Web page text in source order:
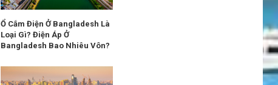
Ổ Cắm Điện Ở Bangladesh Là
Loại Gì? Điện Áp Ở
Bangladesh Bao Nhiêu Vôn?